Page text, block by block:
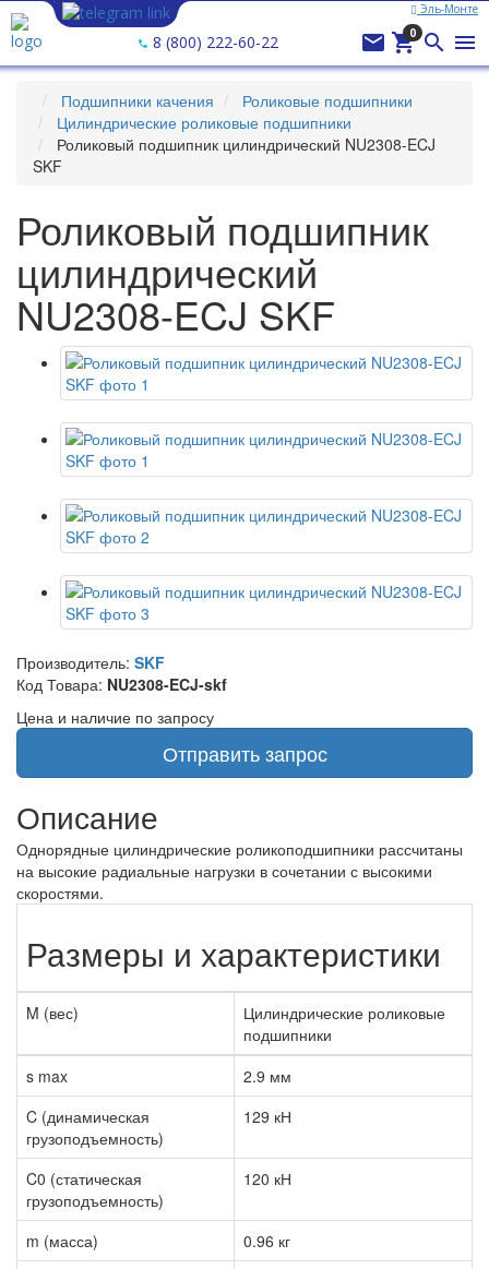
Эль-Монте
Ваш город —Эль-Монте
8 (800) 222-60-22  
0  
Подшипники качения
Роликовые подшипники
Цилиндрические роликовые подшипники
Роликовый подшипник цилиндрический NU2308-ECJ
SKF
Роликовый подшипник
цилиндрический
NU2308-ECJ SKF
Производитель: SKF
Код Товара: NU2308-ECJ-skf
Цена и наличие по запросу
Отправить запрос
Описание
Однорядные цилиндрические роликоподшипники рассчитаны
на высокие радиальные нагрузки в сочетании с высокими
скоростями.
Размеры и характеристики
M (вес)
Цилиндрические роликовые
подшипники
s max
2.9 мм
C (динамическая
грузоподъемность)
129 кН
C0 (статическая
грузоподъемность)
120 кН
m (масса)
0.96 кг